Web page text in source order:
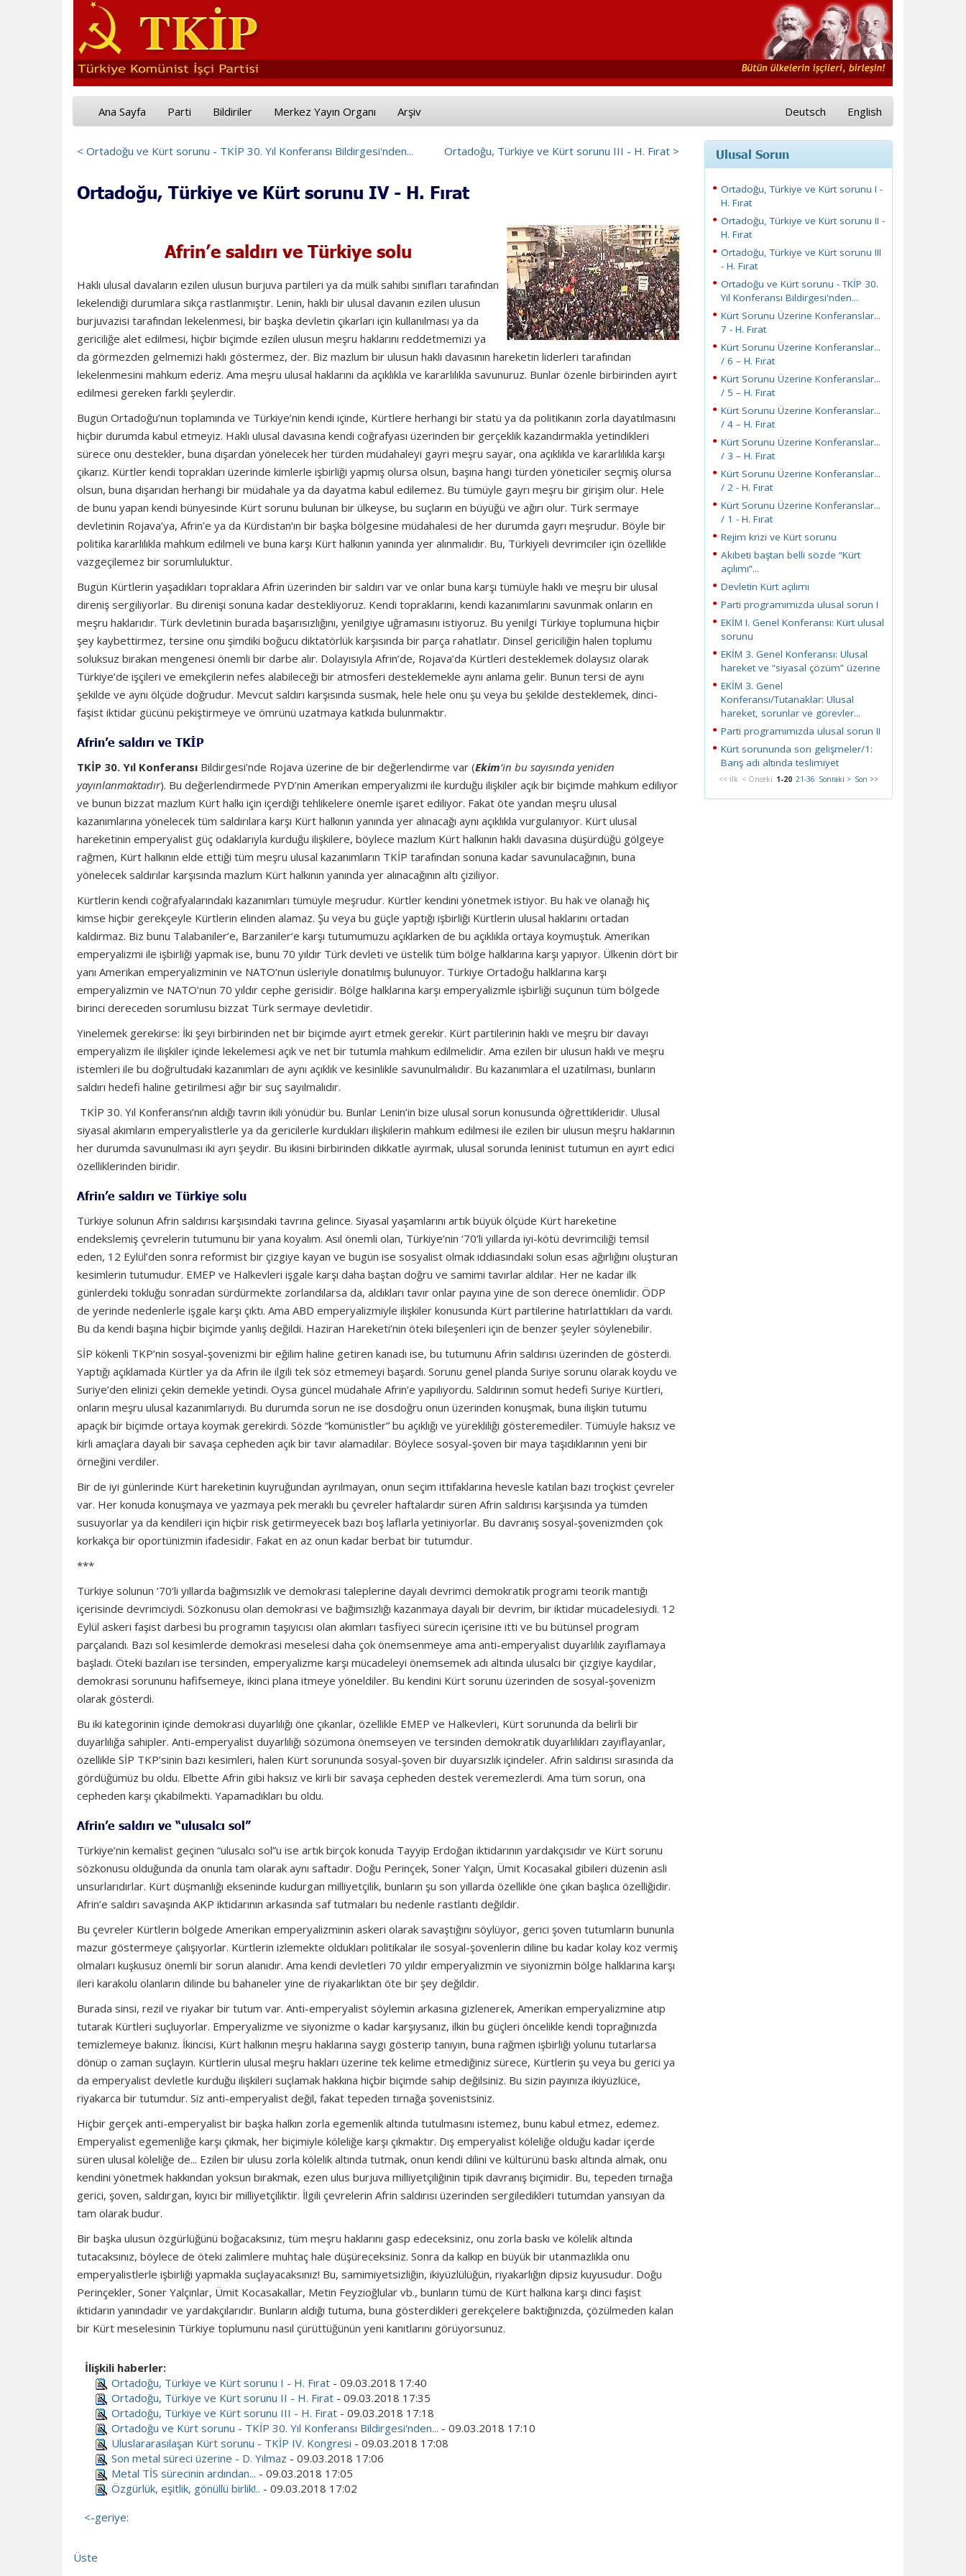
Ana Sayfa Parti Bildiriler Merkez Yayın Organı Arşiv Deutsch English
Ortadoğu, Türkiye ve Kürt sorunu III - H. Fırat >
< Ortadoğu ve Kürt sorunu - TKİP 30. Yıl Konferansı Bildirgesi'nden...
Ortadoğu, Türkiye ve Kürt sorunu IV - H. Fırat
Afrin’e saldırı ve Türkiye solu
Haklı ulusal davaların ezilen ulusun burjuva partileri ya da mülk sahibi sınıfları tarafından
lekelendiği durumlara sıkça rastlanmıştır. Lenin, haklı bir ulusal davanın ezilen ulusun
burjuvazisi tarafından lekelenmesi, bir başka devletin çıkarları için kullanılması ya da
gericiliğe alet edilmesi, hiçbir biçimde ezilen ulusun meşru haklarını reddetmemizi ya
da görmezden gelmemizi haklı göstermez, der. Biz mazlum bir ulusun haklı davasının hareketin liderleri tarafından
lekelenmesini mahkum ederiz. Ama meşru ulusal haklarını da açıklıkla ve kararlılıkla savunuruz. Bunlar özenle birbirinden ayırt
edilmesi gereken farklı şeylerdir.
Bugün Ortadoğu’nun toplamında ve Türkiye’nin kendi içinde, Kürtlere herhangi bir statü ya da politikanın zorla dayatılmasını
hiçbir durumda kabul etmeyiz. Haklı ulusal davasına kendi coğrafyası üzerinden bir gerçeklik kazandırmakla yetindikleri
sürece onu destekler, buna dışardan yönelecek her türden müdahaleyi gayri meşru sayar, ona açıklıkla ve kararlılıkla karşı
çıkarız. Kürtler kendi toprakları üzerinde kimlerle işbirliği yapmış olursa olsun, başına hangi türden yöneticiler seçmiş olursa
olsun, buna dışarıdan herhangi bir müdahale ya da dayatma kabul edilemez. Bu tümüyle gayrı meşru bir girişim olur. Hele
de bunu yapan kendi bünyesinde Kürt sorunu bulunan bir ülkeyse, bu suçların en büyüğü ve ağırı olur. Türk sermaye
devletinin Rojava’ya, Afrin’e ya da Kürdistan’ın bir başka bölgesine müdahalesi de her durumda gayrı meşrudur. Böyle bir
politika kararlılıkla mahkum edilmeli ve buna karşı Kürt halkının yanında yer alınmalıdır. Bu, Türkiyeli devrimciler için özellikle
vazgeçilemez bir sorumluluktur.
Bugün Kürtlerin yaşadıkları topraklara Afrin üzerinden bir saldırı var ve onlar buna karşı tümüyle haklı ve meşru bir ulusal
direniş sergiliyorlar. Bu direnişi sonuna kadar destekliyoruz. Kendi topraklarını, kendi kazanımlarını savunmak onların en
meşru haklarıdır. Türk devletinin burada başarısızlığını, yenilgiye uğramasını istiyoruz. Bu yenilgi Türkiye toplumuna hiçbir
şey kaybettirmez, tersine onu şimdiki boğucu diktatörlük karşısında bir parça rahatlatır. Dinsel gericiliğin halen toplumu
soluksuz bırakan mengenesi önemli bir darbe alır. Dolayısıyla Afrin’de, Rojava’da Kürtleri desteklemek dolaysız olarak
Türkiye’de işçileri ve emekçilerin nefes alabileceği bir atmosferi desteklemekle aynı anlama gelir. Bunun tersi de aynı
şekilde ve aynı ölçüde doğrudur. Mevcut saldırı karşısında susmak, hele hele onu şu veya bu şekilde desteklemek, dinci-
faşist iktidar gücünü pekiştirmeye ve ömrünü uzatmaya katkıda bulunmaktır.
Afrin’e saldırı ve TKİP
TKİP 30. Yıl Konferansı Bildirgesi’nde Rojava üzerine de bir değerlendirme var (Ekim’in bu sayısında yeniden
yayınlanmaktadır). Bu değerlendirmede PYD’nin Amerikan emperyalizmi ile kurduğu ilişkiler açık bir biçimde mahkum ediliyor
ve bunun bizzat mazlum Kürt halkı için içerdiği tehlikelere önemle işaret ediliyor. Fakat öte yandan meşru ulusal
kazanımlarına yönelecek tüm saldırılara karşı Kürt halkının yanında yer alınacağı aynı açıklıkla vurgulanıyor. Kürt ulusal
hareketinin emperyalist güç odaklarıyla kurduğu ilişkilere, böylece mazlum Kürt halkının haklı davasına düşürdüğü gölgeye
rağmen, Kürt halkının elde ettiği tüm meşru ulusal kazanımların TKİP tarafından sonuna kadar savunulacağının, buna
yönelecek saldırılar karşısında mazlum Kürt halkının yanında yer alınacağının altı çiziliyor.
Kürtlerin kendi coğrafyalarındaki kazanımları tümüyle meşrudur. Kürtler kendini yönetmek istiyor. Bu hak ve olanağı hiç
kimse hiçbir gerekçeyle Kürtlerin elinden alamaz. Şu veya bu güçle yaptığı işbirliği Kürtlerin ulusal haklarını ortadan
kaldırmaz. Biz bunu Talabaniler’e, Barzaniler’e karşı tutumumuzu açıklarken de bu açıklıkla ortaya koymuştuk. Amerikan
emperyalizmi ile işbirliği yapmak ise, bunu 70 yıldır Türk devleti ve üstelik tüm bölge halklarına karşı yapıyor. Ülkenin dört bir
yanı Amerikan emperyalizminin ve NATO’nun üsleriyle donatılmış bulunuyor. Türkiye Ortadoğu halklarına karşı
emperyalizmin ve NATO’nun 70 yıldır cephe gerisidir. Bölge halklarına karşı emperyalizmle işbirliği suçunun tüm bölgede
birinci dereceden sorumlusu bizzat Türk sermaye devletidir.
Yinelemek gerekirse: İki şeyi birbirinden net bir biçimde ayırt etmek gerekir. Kürt partilerinin haklı ve meşru bir davayı
emperyalizm ile ilişkiler içinde lekelemesi açık ve net bir tutumla mahkum edilmelidir. Ama ezilen bir ulusun haklı ve meşru
istemleri ile bu doğrultudaki kazanımları de aynı açıklık ve kesinlikle savunulmalıdır. Bu kazanımlara el uzatılması, bunların
saldırı hedefi haline getirilmesi ağır bir suç sayılmalıdır.
TKİP 30. Yıl Konferansı’nın aldığı tavrın ikili yönüdür bu. Bunlar Lenin’in bize ulusal sorun konusunda öğrettikleridir. Ulusal
siyasal akımların emperyalistlerle ya da gericilerle kurdukları ilişkilerin mahkum edilmesi ile ezilen bir ulusun meşru haklarının
her durumda savunulması iki ayrı şeydir. Bu ikisini birbirinden dikkatle ayırmak, ulusal sorunda leninist tutumun en ayırt edici
özelliklerinden biridir.
Afrin’e saldırı ve Türkiye solu
Türkiye solunun Afrin saldırısı karşısındaki tavrına gelince. Siyasal yaşamlarını artık büyük ölçüde Kürt hareketine
endekslemiş çevrelerin tutumunu bir yana koyalım. Asıl önemli olan, Türkiye’nin ‘70’li yıllarda iyi-kötü devrimciliği temsil
eden, 12 Eylül’den sonra reformist bir çizgiye kayan ve bugün ise sosyalist olmak iddiasındaki solun esas ağırlığını oluşturan
kesimlerin tutumudur. EMEP ve Halkevleri işgale karşı daha baştan doğru ve samimi tavırlar aldılar. Her ne kadar ilk
günlerdeki tokluğu sonradan sürdürmekte zorlandılarsa da, aldıkları tavır onlar payına yine de son derece önemlidir. ÖDP
de yerinde nedenlerle işgale karşı çıktı. Ama ABD emperyalizmiyle ilişkiler konusunda Kürt partilerine hatırlattıkları da vardı.
Bu da kendi başına hiçbir biçimde yanlış değildi. Haziran Hareketi’nin öteki bileşenleri için de benzer şeyler söylenebilir.
SİP kökenli TKP’nin sosyal-şovenizmi bir eğilim haline getiren kanadı ise, bu tutumunu Afrin saldırısı üzerinden de gösterdi.
Yaptığı açıklamada Kürtler ya da Afrin ile ilgili tek söz etmemeyi başardı. Sorunu genel planda Suriye sorunu olarak koydu ve
Suriye’den elinizi çekin demekle yetindi. Oysa güncel müdahale Afrin’e yapılıyordu. Saldırının somut hedefi Suriye Kürtleri,
onların meşru ulusal kazanımlarıydı. Bu durumda sorun ne ise dosdoğru onun üzerinden konuşmak, buna ilişkin tutumu
apaçık bir biçimde ortaya koymak gerekirdi. Sözde “komünistler” bu açıklığı ve yürekliliği gösteremediler. Tümüyle haksız ve
kirli amaçlara dayalı bir savaşa cepheden açık bir tavır alamadılar. Böylece sosyal-şoven bir maya taşıdıklarının yeni bir
örneğini verdiler.
Bir de iyi günlerinde Kürt hareketinin kuyruğundan ayrılmayan, onun seçim ittifaklarına hevesle katılan bazı troçkist çevreler
var. Her konuda konuşmaya ve yazmaya pek meraklı bu çevreler haftalardır süren Afrin saldırısı karşısında ya tümden
susuyorlar ya da kendileri için hiçbir risk getirmeyecek bazı boş laflarla yetiniyorlar. Bu davranış sosyal-şovenizmden çok
korkakça bir oportünizmin ifadesidir. Fakat en az onun kadar berbat bir tutumdur.
***
Türkiye solunun ‘70’li yıllarda bağımsızlık ve demokrasi taleplerine dayalı devrimci demokratik programı teorik mantığı
içerisinde devrimciydi. Sözkonusu olan demokrasi ve bağımsızlığı kazanmaya dayalı bir devrim, bir iktidar mücadelesiydi. 12
Eylül askeri faşist darbesi bu programın taşıyıcısı olan akımları tasfiyeci sürecin içerisine itti ve bu bütünsel program
parçalandı. Bazı sol kesimlerde demokrasi meselesi daha çok önemsenmeye ama anti-emperyalist duyarlılık zayıflamaya
başladı. Öteki bazıları ise tersinden, emperyalizme karşı mücadeleyi önemsemek adı altında ulusalcı bir çizgiye kaydılar,
demokrasi sorununu hafifsemeye, ikinci plana itmeye yöneldiler. Bu kendini Kürt sorunu üzerinden de sosyal-şovenizm
olarak gösterdi.
Bu iki kategorinin içinde demokrasi duyarlılığı öne çıkanlar, özellikle EMEP ve Halkevleri, Kürt sorununda da belirli bir
duyarlılığa sahipler. Anti-emperyalist duyarlılığı sözümona önemseyen ve tersinden demokratik duyarlılıkları zayıflayanlar,
özellikle SİP TKP’sinin bazı kesimleri, halen Kürt sorununda sosyal-şoven bir duyarsızlık içindeler. Afrin saldırısı sırasında da
gördüğümüz bu oldu. Elbette Afrin gibi haksız ve kirli bir savaşa cepheden destek veremezlerdi. Ama tüm sorun, ona
cepheden karşı çıkabilmekti. Yapamadıkları bu oldu.
Afrin’e saldırı ve “ulusalcı sol”
Türkiye’nin kemalist geçinen “ulusalcı sol”u ise artık birçok konuda Tayyip Erdoğan iktidarının yardakçısıdır ve Kürt sorunu
sözkonusu olduğunda da onunla tam olarak aynı saftadır. Doğu Perinçek, Soner Yalçın, Ümit Kocasakal gibileri düzenin asli
unsurlarıdırlar. Kürt düşmanlığı ekseninde kudurgan milliyetçilik, bunların şu son yıllarda özellikle öne çıkan başlıca özelliğidir.
Afrin’e saldırı savaşında AKP iktidarının arkasında saf tutmaları bu nedenle rastlantı değildir.
Bu çevreler Kürtlerin bölgede Amerikan emperyalizminin askeri olarak savaştığını söylüyor, gerici şoven tutumların bununla
mazur göstermeye çalışıyorlar. Kürtlerin izlemekte oldukları politikalar ile sosyal-şovenlerin diline bu kadar kolay koz vermiş
olmaları kuşkusuz önemli bir sorun alanıdır. Ama kendi devletleri 70 yıldır emperyalizmin ve siyonizmin bölge halklarına karşı
ileri karakolu olanların dilinde bu bahaneler yine de riyakarlıktan öte bir şey değildir.
Burada sinsi, rezil ve riyakar bir tutum var. Anti-emperyalist söylemin arkasına gizlenerek, Amerikan emperyalizmine atıp
tutarak Kürtleri suçluyorlar. Emperyalizme ve siyonizme o kadar karşıysanız, ilkin bu güçleri öncelikle kendi toprağınızda
temizlemeye bakınız. İkincisi, Kürt halkının meşru haklarına saygı gösterip tanıyın, buna rağmen işbirliği yolunu tutarlarsa
dönüp o zaman suçlayın. Kürtlerin ulusal meşru hakları üzerine tek kelime etmediğiniz sürece, Kürtlerin şu veya bu gerici ya
da emperyalist devletle kurduğu ilişkileri suçlamak hakkına hiçbir biçimde sahip değilsiniz. Bu sizin payınıza ikiyüzlüce,
riyakarca bir tutumdur. Siz anti-emperyalist değil, fakat tepeden tırnağa şovenistsiniz.
Hiçbir gerçek anti-emperyalist bir başka halkın zorla egemenlik altında tutulmasını istemez, bunu kabul etmez, edemez.
Emperyalist egemenliğe karşı çıkmak, her biçimiyle köleliğe karşı çıkmaktır. Dış emperyalist köleliğe olduğu kadar içerde
süren ulusal köleliğe de... Ezilen bir ulusu zorla kölelik altında tutmak, onun kendi dilini ve kültürünü baskı altında almak, onu
kendini yönetmek hakkından yoksun bırakmak, ezen ulus burjuva milliyetçiliğinin tipik davranış biçimidir. Bu, tepeden tırnağa
gerici, şoven, saldırgan, kıyıcı bir milliyetçiliktir. İlgili çevrelerin Afrin saldırısı üzerinden sergiledikleri tutumdan yansıyan da
tam olarak budur.
Bir başka ulusun özgürlüğünü boğacaksınız, tüm meşru haklarını gasp edeceksiniz, onu zorla baskı ve kölelik altında
tutacaksınız, böylece de öteki zalimlere muhtaç hale düşüreceksiniz. Sonra da kalkıp en büyük bir utanmazlıkla onu
emperyalistlerle işbirliği yapmakla suçlayacaksınız! Bu, samimiyetsizliğin, ikiyüzlülüğün, riyakarlığın dipsiz kuyusudur. Doğu
Perinçekler, Soner Yalçınlar, Ümit Kocasakallar, Metin Feyzioğlular vb., bunların tümü de Kürt halkına karşı dinci faşist
iktidarın yanındadır ve yardakçılarıdır. Bunların aldığı tutuma, buna gösterdikleri gerekçelere baktığınızda, çözülmeden kalan
bir Kürt meselesinin Türkiye toplumunu nasıl çürüttüğünün yeni kanıtlarını görüyorsunuz.
İlişkili haberler:
Ortadoğu, Türkiye ve Kürt sorunu I - H. Fırat - 09.03.2018 17:40
Ortadoğu, Türkiye ve Kürt sorunu II - H. Fırat - 09.03.2018 17:35
Ortadoğu, Türkiye ve Kürt sorunu III - H. Fırat - 09.03.2018 17:18
Ortadoğu ve Kürt sorunu - TKİP 30. Yıl Konferansı Bildirgesi'nden... - 09.03.2018 17:10
Uluslararasılaşan Kürt sorunu - TKİP IV. Kongresi - 09.03.2018 17:08
Son metal süreci üzerine - D. Yılmaz - 09.03.2018 17:06
Metal TİS sürecinin ardından... - 09.03.2018 17:05
Özgürlük, eşitlik, gönüllü birlik!.. - 09.03.2018 17:02
<-geriye:
Üste
Ulusal Sorun
Ortadoğu, Türkiye ve Kürt sorunu I -
H. Fırat
Ortadoğu, Türkiye ve Kürt sorunu II -
H. Fırat
Ortadoğu, Türkiye ve Kürt sorunu III
- H. Fırat
Ortadoğu ve Kürt sorunu - TKİP 30.
Yıl Konferansı Bildirgesi'nden...
Kürt Sorunu Üzerine Konferanslar...
7 - H. Fırat
Kürt Sorunu Üzerine Konferanslar...
/ 6 – H. Fırat
Kürt Sorunu Üzerine Konferanslar...
/ 5 – H. Fırat
Kürt Sorunu Üzerine Konferanslar...
/ 4 – H. Fırat
Kürt Sorunu Üzerine Konferanslar...
/ 3 – H. Fırat
Kürt Sorunu Üzerine Konferanslar...
/ 2 - H. Fırat
Kürt Sorunu Üzerine Konferanslar...
/ 1 - H. Fırat
Rejim krizi ve Kürt sorunu
Akibeti baştan belli sözde “Kürt
açılımı”...
Devletin Kürt açılımı
Parti programımızda ulusal sorun I
EKİM I. Genel Konferansı: Kürt ulusal
sorunu
EKİM 3. Genel Konferansı: Ulusal
hareket ve “siyasal çözüm” üzerine
EKİM 3. Genel
Konferansı/Tutanaklar: Ulusal
hareket, sorunlar ve görevler...
Parti programımızda ulusal sorun II
Kürt sorununda son gelişmeler/1:
Barış adı altında teslimiyet
<< İlk < Önceki 1-20 21-36 Sonraki > Son >>